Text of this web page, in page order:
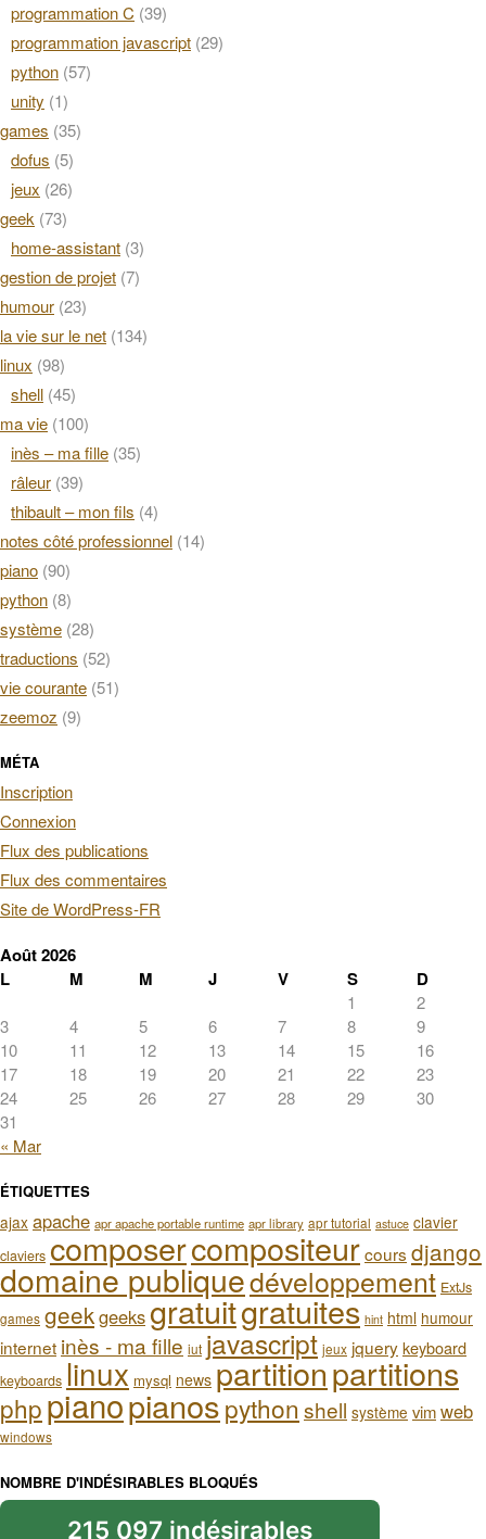
programmation C (39)
programmation javascript (29)
python (57)
unity (1)
games (35)
dofus (5)
jeux (26)
geek (73)
home-assistant (3)
gestion de projet (7)
humour (23)
la vie sur le net (134)
linux (98)
shell (45)
ma vie (100)
inès – ma fille (35)
râleur (39)
thibault – mon fils (4)
notes côté professionnel (14)
piano (90)
python (8)
système (28)
traductions (52)
vie courante (51)
zeemoz (9)
MÉTA
Inscription
Connexion
Flux des publications
Flux des commentaires
Site de WordPress-FR
Août 2026
L
M M J V S D
1
2
3
4 5 6 7 8
9
10
11 12 13 14 15
16
17
18 19 20 21 22
23
24
25 26 27 28 29
30
31
« Mar
ÉTIQUETTES
ajax apache apr apache portable runtime apr library apr tutorial astuce clavier
claviers composercompositeurcours django
domaine publiquedéveloppement ExtJs
games geekgeeksgratuitgratuites hint html humour
internet inès - ma fille iut javascript jeux jquerykeyboard
keyboards linux mysql news partitionpartitions
phppianopianospython shell système vimweb
windows
NOMBRE D'INDÉSIRABLES BLOQUÉS
215 097 indésirables